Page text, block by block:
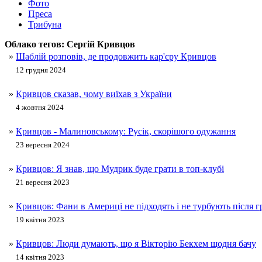
Фото
Преса
Трибуна
Облако тегов: Сергій Кривцов
» Шаблій розповів, де продовжить кар'єру Кривцов
12 грудня 2024
» Кривцов сказав, чому виїхав з України
4 жовтня 2024
» Кривцов - Малиновському: Русік, скорішого одужання
23 вересня 2024
» Кривцов: Я знав, що Мудрик буде грати в топ-клубі
21 вересня 2023
» Кривцов: Фани в Америці не підходять і не турбують після
19 квітня 2023
» Кривцов: Люди думають, що я Вікторію Бекхем щодня бачу
14 квітня 2023